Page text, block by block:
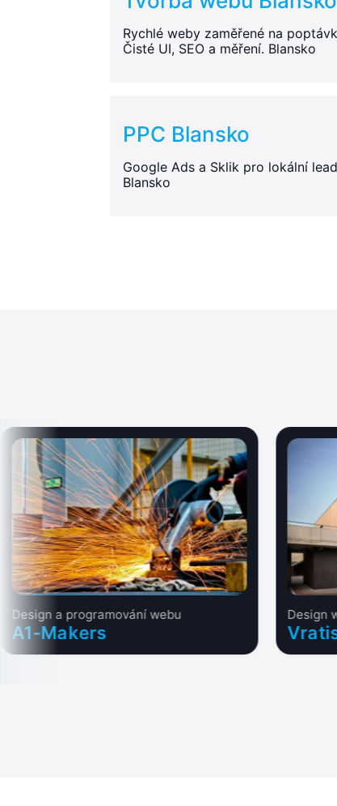
Rychlé weby zaměřené na
Čisté UI, SEO a měření. Blansko
PPC Blansko
Google Ads a Sklik pro lokální
Blansko
Design a programování webu
A1-Makers
Design